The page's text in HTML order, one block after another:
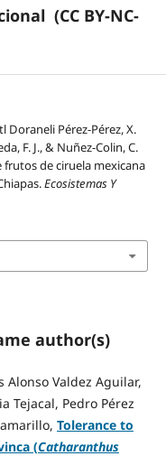
(CC BY-NC-
Doraneli Pérez-Pérez, X.
F. J., & Nuñez-Colin, C.
frutos de ciruela mexicana
Ecosistemas Y
author(s)
Alonso Valdez Aguilar,
Tejacal, Pedro Pérez
Tolerance to
(Catharanthus